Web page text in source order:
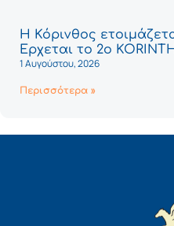
Η Κόρινθος
Έρχεται το 2ο
1 Αυγούστου, 2026
Περισσότερα »